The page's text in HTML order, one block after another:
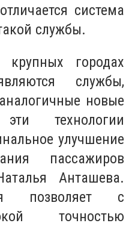
система
службы.
городах
службы,
новые
технологии
улучшение
пассажиров
Анташева.
позволяет с
точностью